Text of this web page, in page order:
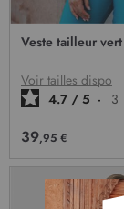
Veste tailleur vert
Voir tailles dispo
4.7 / 5 - 3
39,95 €